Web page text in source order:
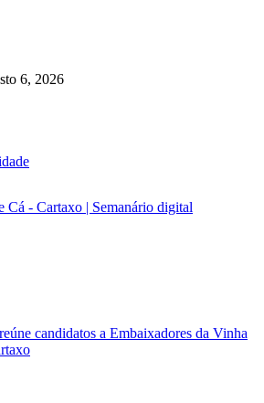
6, 2026
Cá - Cartaxo | Semanário digital
candidatos a Embaixadores da Vinha